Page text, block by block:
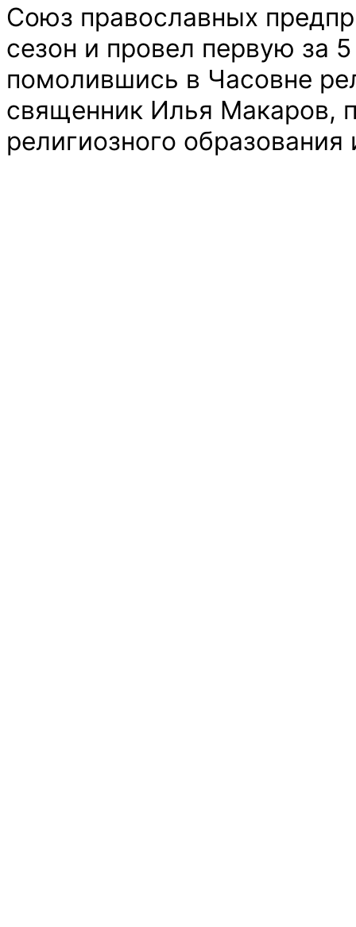
Союз православных
сезон и провел первую за
помолившись в Часовне
священник Илья Макаров,
религиозного образования